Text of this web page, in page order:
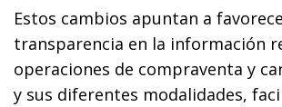
Estos cambios apuntan a
transparencia en la información
operaciones de compraventa y
y sus diferentes modalidades,